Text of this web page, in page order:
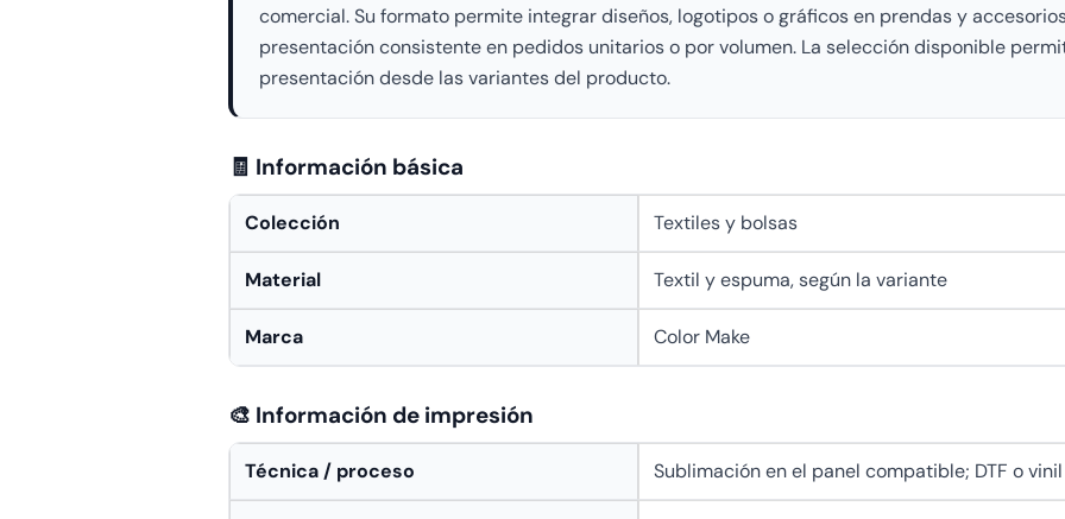
comercial. Su formato permite integrar diseños, logotipos o gráficos en prendas y
presentación consistente en pedidos unitarios o por volumen. La selección disponible
presentación desde las variantes del producto.
🧾 Información básica
Colección Textiles y bolsas
Material Textil y espuma, según la variante
Marca Color Make
🎨 Información de impresión
Técnica / proceso Sublimación en el panel compatible; DTF o